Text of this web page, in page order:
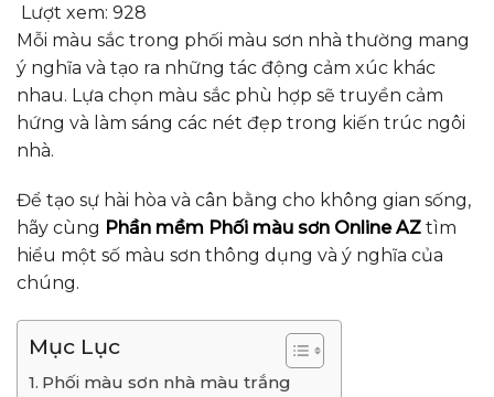
Lượt xem: 928
Mỗi màu sắc trong phối màu sơn nhà thường mang
ý nghĩa và tạo ra những tác động cảm xúc khác
nhau. Lựa chọn màu sắc phù hợp sẽ truyền cảm
hứng và làm sáng các nét đẹp trong kiến trúc ngôi
nhà.
Để tạo sự hài hòa và cân bằng cho không gian sống,
hãy cùng Phần mềm Phối màu sơn Online AZ tìm
hiểu một số màu sơn thông dụng và ý nghĩa của
chúng.
Mục Lục
Phối màu sơn nhà màu trắng